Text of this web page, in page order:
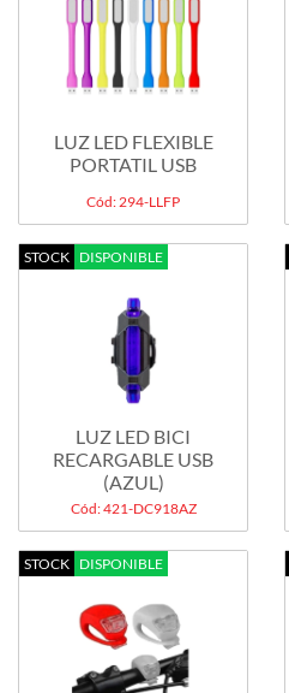
LUZ LED FLEXIBLE
PORTATIL USB
Cód: 294-LLFP
STOCK DISPONIBLE
LUZ LED BICI
RECARGABLE USB
(AZUL)
Cód: 421-DC918AZ
STOCK DISPONIBLE